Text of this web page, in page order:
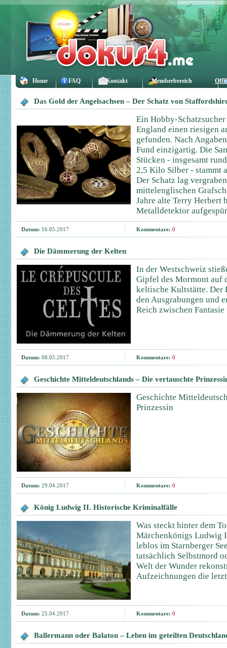
Home FAQ Kontakt Memberbereich
Das Gold der Angelsachsen – Der Schatz von
Ein Hobby-
England einen riesigen
gefunden. Nach
Fund einzigartig. Die
Stücken - insgesamt
2,5 Kilo Silber - stammt
Der Schatz lag
mittelenglischen
Jahre alte Terry Herbert
Metalldetektor
Datum: 16.05.2017 Kommentare: 0
Die Dämmerung der Kelten
In der Westschweiz
Gipfel des Mormont auf
keltische Kultstätte. Der
den Ausgrabungen und
Reich zwischen
Datum: 08.05.2017 Kommentare: 0
Geschichte Mitteldeutschlands – Die vertauschte
Geschichte
Prinzessin
Datum: 29.04.2017 Kommentare: 0
König Ludwig II. Historische Kriminalfälle
Was steckt hinter dem
Märchenkönigs Ludwig
leblos im Starnberger
tatsächlich Selbstmord
Welt der Wunder
Aufzeichnungen die
Datum: 25.04.2017 Kommentare: 0
Ballermann oder Balaton – Leben im geteilten